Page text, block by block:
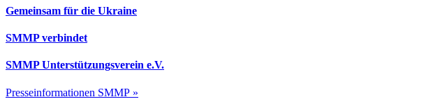
Gemeinsam für die Ukraine
SMMP verbindet
SMMP Unterstützungsverein e.V.
Presseinformationen SMMP »